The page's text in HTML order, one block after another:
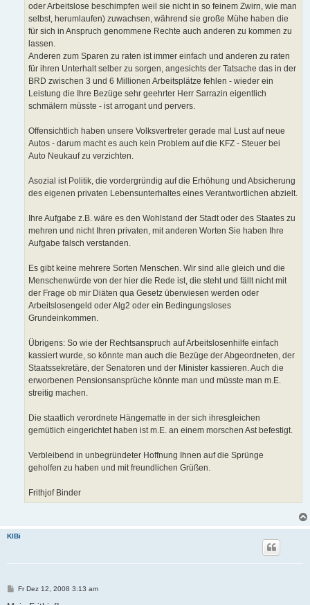
oder Arbeitslose beschimpfen weil sie nicht in so feinem Zwirn, wie man
selbst, herumlaufen) zuwachsen, während sie große Mühe haben die
für sich in Anspruch genommene Rechte auch anderen zu kommen zu
lassen.
Anderen zum Sparen zu raten ist immer einfach und anderen zu raten
für ihren Unterhalt selber zu sorgen, angesichts der Tatsache das in der
BRD zwischen 3 und 6 Millionen Arbeitsplätze fehlen - wieder ein
Leistung die Ihre Bezüge sehr geehrter Herr Sarrazin eigentlich
schmälern müsste - ist arrogant und pervers.
Offensichtlich haben unsere Volksvertreter gerade mal Lust auf neue
Autos - darum macht es auch kein Problem auf die KFZ - Steuer bei
Auto Neukauf zu verzichten.
Asozial ist Politik, die vordergründig auf die Erhöhung und Absicherung
des eigenen privaten Lebensunterhaltes eines Verantwortlichen abzielt.
Ihre Aufgabe z.B. wäre es den Wohlstand der Stadt oder des Staates zu
mehren und nicht Ihren privaten, mit anderen Worten Sie haben Ihre
Aufgabe falsch verstanden.
Es gibt keine mehrere Sorten Menschen. Wir sind alle gleich und die
Menschenwürde von der hier die Rede ist, die steht und fällt nicht mit
der Frage ob mir Diäten qua Gesetz überwiesen werden oder
Arbeitslosengeld oder Alg2 oder ein Bedingungsloses
Grundeinkommen.
Übrigens: So wie der Rechtsanspruch auf Arbeitslosenhilfe einfach
kassiert wurde, so könnte man auch die Bezüge der Abgeordneten, der
Staatssekretäre, der Senatoren und der Minister kassieren. Auch die
erworbenen Pensionsansprüche könnte man und müsste man m.E.
streitig machen.
Die staatlich verordnete Hängematte in der sich ihresgleichen
gemütlich eingerichtet haben ist m.E. an einem morschen Ast befestigt.
Verbleibend in unbegründeter Hoffnung Ihnen auf die Sprünge
geholfen zu haben und mit freundlichen Grüßen.
Frithjof Binder
KlBi
BFr Dez 12, 2008 3:13 am